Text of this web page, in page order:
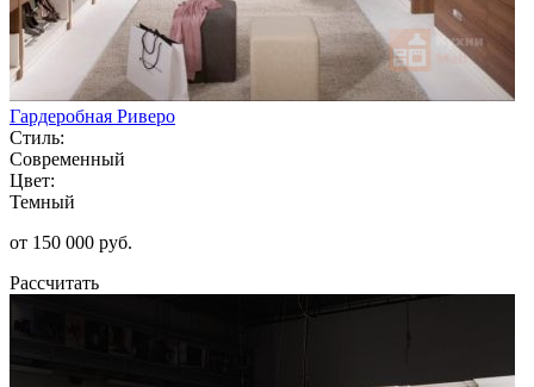
Гардеробная Риверо
Стиль:
Современный
Цвет:
Темный
от 150 000 руб.
Рассчитать